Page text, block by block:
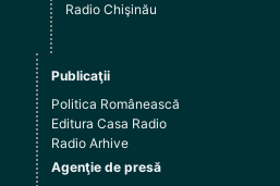
Radio Chişinău
Publicaţii
Politica Românească
Editura Casa Radio
Radio Arhive
Agenţie de presă